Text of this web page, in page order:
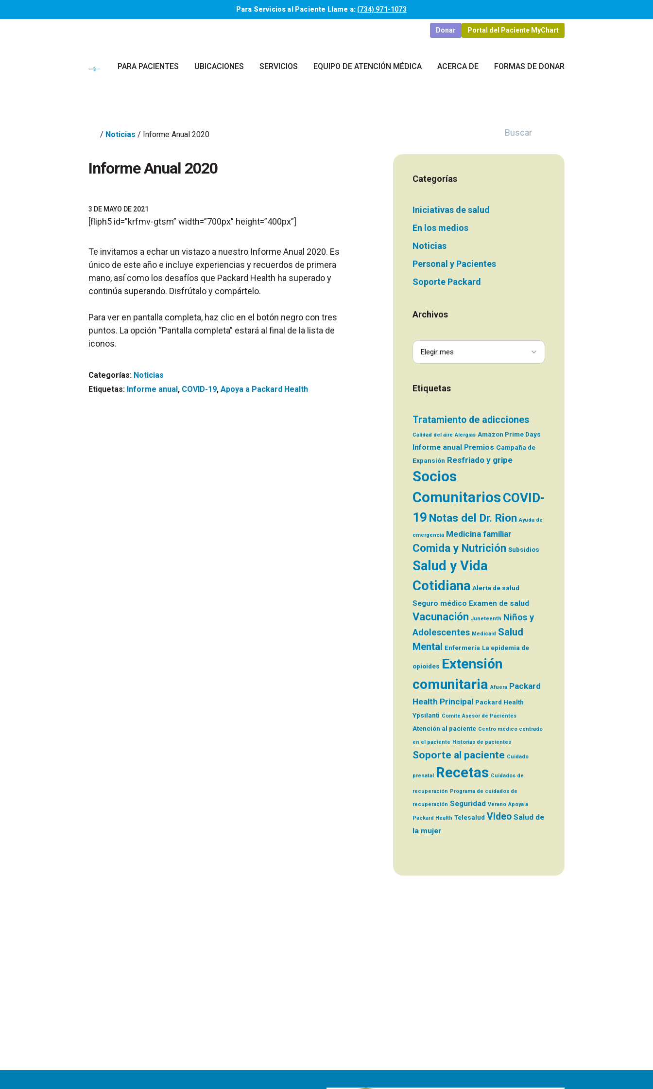
Para Servicios al Paciente Llame a: (734) 971-1073
Donar Portal del Paciente MyChart
PARA PACIENTES UBICACIONES SERVICIOS EQUIPO DE ATENCIÓN MÉDICA ACERCA DE FORMAS DE DONAR
/ Noticias / Informe Anual 2020
Informe Anual 2020
3 DE MAYO DE 2021
[fliph5 id=”krfmv-gtsm” width=”700px” height=”400px”]
Te invitamos a echar un vistazo a nuestro Informe Anual 2020. Es
único de este año e incluye experiencias y recuerdos de primera
mano, así como los desafíos que Packard Health ha superado y
continúa superando. Disfrútalo y compártelo.
Para ver en pantalla completa, haz clic en el botón negro con tres
puntos. La opción “Pantalla completa” estará al final de la lista de
iconos.
Categorías: Noticias
Etiquetas: Informe anual, COVID-19, Apoya a Packard Health
Categorías
Iniciativas de salud
En los medios
Noticias
Personal y Pacientes
Soporte Packard
Archivos
Etiquetas
Tratamiento de adicciones
Calidad del aire Alergias Amazon Prime Days
Informe anual Premios Campaña de
Expansión Resfriado y gripe
Socios
Comunitarios COVID-
19 Notas del Dr. Rion Ayuda de
emergencia Medicina familiar
Comida y Nutrición Subsidios
Salud y Vida
Cotidiana Alerta de salud
Seguro médico Examen de salud
Vacunación Juneteenth Niños y
Adolescentes Medicaid Salud
Mental Enfermería La epidemia de
opioides Extensión
comunitaria Afuera Packard
Health Principal Packard Health
Ypsilanti Comité Asesor de Pacientes
Atención al paciente Centro médico centrado
en el paciente Historias de pacientes
Soporte al paciente Cuidado
prenatal Recetas Cuidados de
recuperación Programa de cuidados de
recuperación Seguridad Verano Apoya a
Packard Health Telesalud Video Salud de
la mujer